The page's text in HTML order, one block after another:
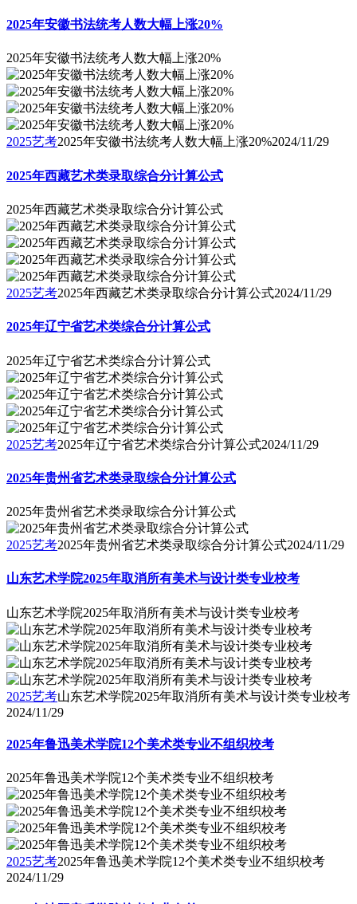
2025年安徽书法统考人数大幅上涨20%
2025年安徽书法统考人数大幅上涨20%
2025艺考2025年安徽书法统考人数大幅上涨20%2024/11/29
2025年西藏艺术类录取综合分计算公式
2025年西藏艺术类录取综合分计算公式
2025艺考2025年西藏艺术类录取综合分计算公式2024/11/29
2025年辽宁省艺术类综合分计算公式
2025年辽宁省艺术类综合分计算公式
2025艺考2025年辽宁省艺术类综合分计算公式2024/11/29
2025年贵州省艺术类录取综合分计算公式
2025年贵州省艺术类录取综合分计算公式
2025艺考2025年贵州省艺术类录取综合分计算公式2024/11/29
山东艺术学院2025年取消所有美术与设计类专业校考
山东艺术学院2025年取消所有美术与设计类专业校考
2025艺考山东艺术学院2025年取消所有美术与设计类专业校考
2024/11/29
2025年鲁迅美术学院12个美术类专业不组织校考
2025年鲁迅美术学院12个美术类专业不组织校考
2025艺考2025年鲁迅美术学院12个美术类专业不组织校考
2024/11/29